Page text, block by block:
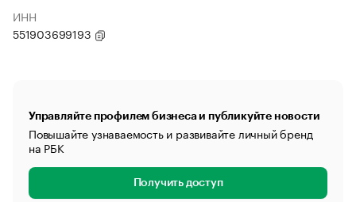
ИНН
551903699193
Управляйте профилем бизнеса и публикуйте новости
Повышайте узнаваемость и развивайте личный бренд
на РБК
Получить доступ